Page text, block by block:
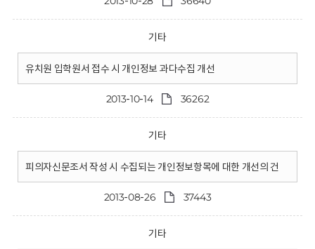
기타
유치원 입학원서 접수 시 개인정보 과다수집 개선
2013-10-14 36262
기타
피의자신문조서 작성 시 수집되는 개인정보항목에 대한 개선의 건
2013-08-26 37443
기타